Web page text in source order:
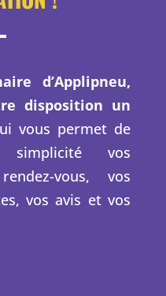
d’Applipneu,
disposition un
vous permet de
vos
vous, vos
vos avis et vos